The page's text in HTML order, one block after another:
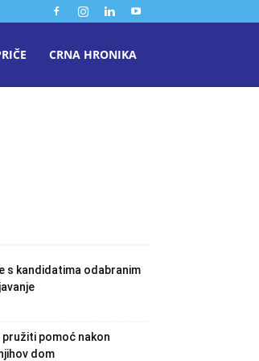
CRNA HRONIKA
s kandidatima odabranim
pomoć nakon
dom